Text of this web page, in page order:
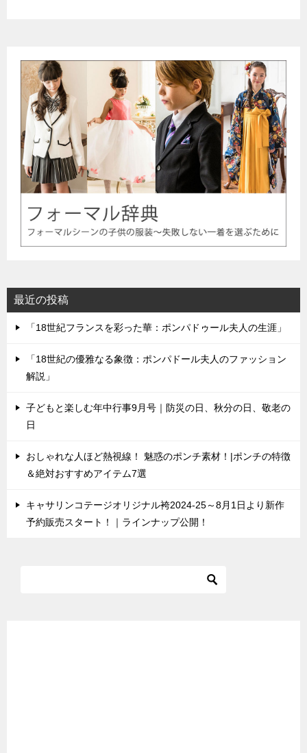
最近の投稿
「18世紀フランスを彩った華：ポンパドゥール夫人の生涯」
「18世紀の優雅なる象徴：ポンパドール夫人のファッション
解説」
子どもと楽しむ年中行事9月号｜防災の日、秋分の日、敬老の
日
おしゃれな人ほど熱視線！ 魅惑のポンチ素材！|ポンチの特徴
＆絶対おすすめアイテム7選
キャサリンコテージオリジナル袴2024-25～8月1日より新作
予約販売スタート！｜ラインナップ公開！